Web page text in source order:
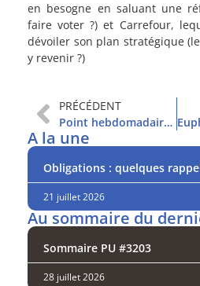
en besogne en saluant une
faire voter ?) et Carrefour,
dévoiler son plan stratégique
y revenir ?)
PRÉCÉDENT
Point hebdomadaire et sommaire
A la une
Obligations : quelques
21 juillet 2026
Au sommaire du
Sommaire PU #3203
28 juillet 2026